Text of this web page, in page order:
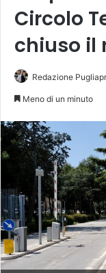
Circolo
chiuso il
Redazione
Meno di un minuto